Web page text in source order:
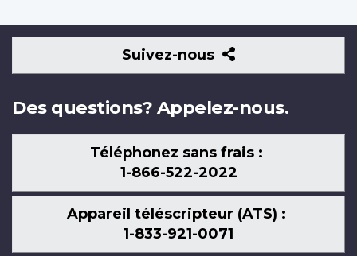
Suivez-nous
Suivez-
nous
Des questions? Appelez-nous.
Téléphonez sans frais :
1-866-522-2022
Appareil téléscripteur (ATS) :
1-833-921-0071